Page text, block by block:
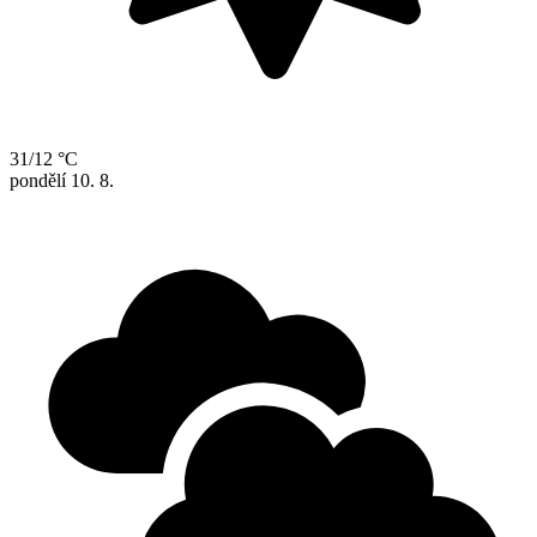
31/12 °C
pondělí 10. 8.